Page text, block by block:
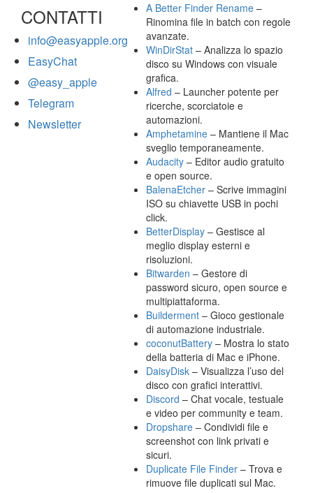
CONTATTI
info@easyapple.org
EasyChat
@easy_apple
Telegram
Newsletter
A Better Finder Rename –
Rinomina file in batch con regole
avanzate.
WinDirStat – Analizza lo spazio
disco su Windows con visuale
grafica.
Alfred – Launcher potente per
ricerche, scorciatoie e
automazioni.
Amphetamine – Mantiene il Mac
sveglio temporaneamente.
Audacity – Editor audio gratuito
e open source.
BalenaEtcher – Scrive immagini
ISO su chiavette USB in pochi
click.
BetterDisplay – Gestisce al
meglio display esterni e
risoluzioni.
Bitwarden – Gestore di
password sicuro, open source e
multipiattaforma.
Builderment – Gioco gestionale
di automazione industriale.
coconutBattery – Mostra lo stato
della batteria di Mac e iPhone.
DaisyDisk – Visualizza l’uso del
disco con grafici interattivi.
Discord – Chat vocale, testuale
e video per community e team.
Dropshare – Condividi file e
screenshot con link privati e
sicuri.
Duplicate File Finder – Trova e
rimuove file duplicati sul Mac.